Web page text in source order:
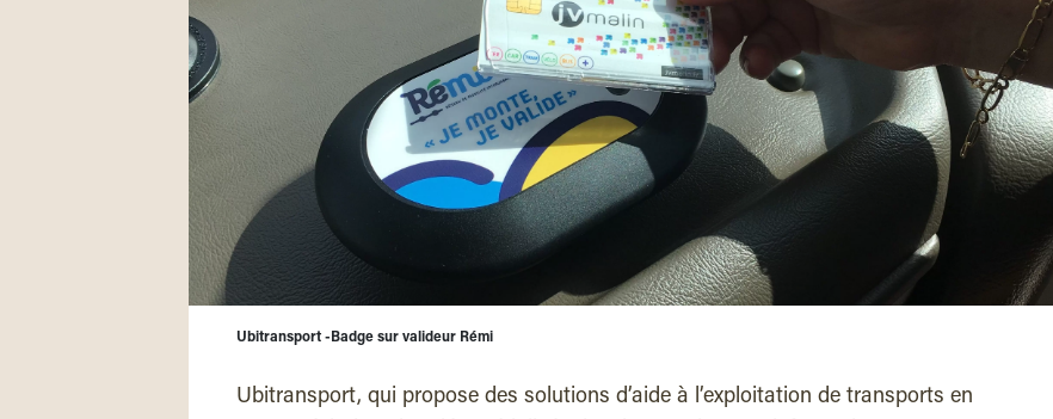
Ubitransport -Badge sur valideur Rémi
Ubitransport, qui propose des solutions d’aide à l’exploitation de transports en